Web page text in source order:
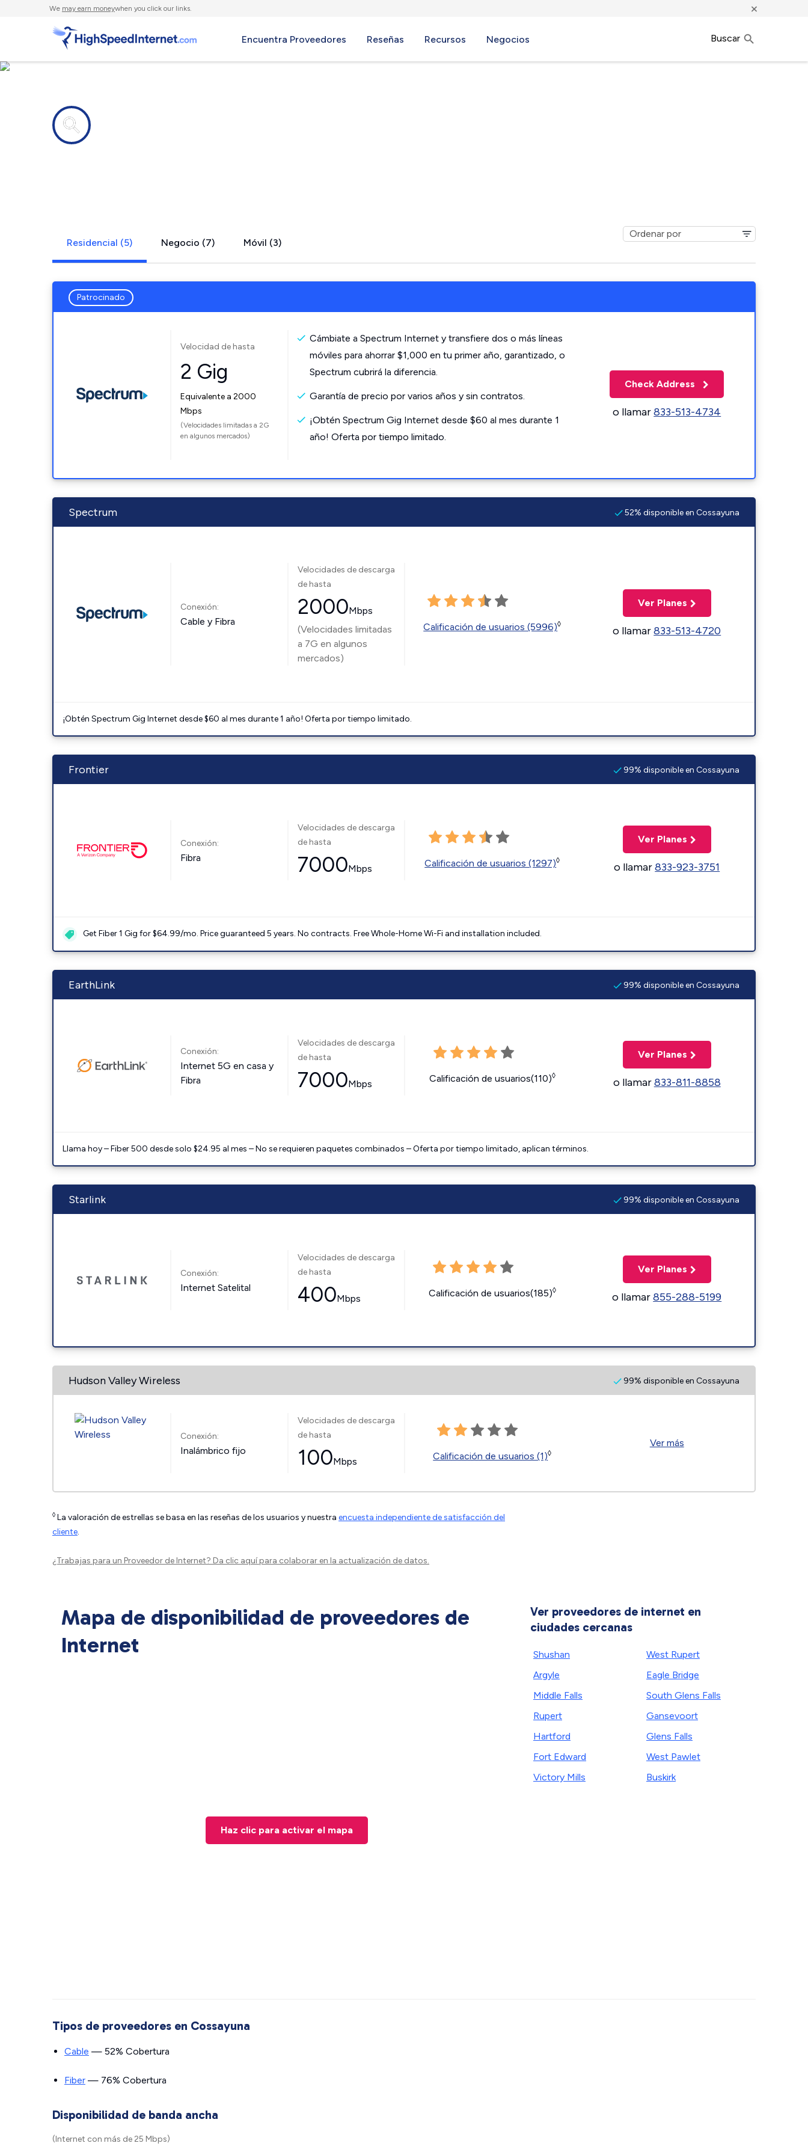
We may earn moneywhen you click our links. ×
Encuentra Proveedores Reseñas Recursos Negocios Buscar
Residencial (5) Negocio (7) Móvil (3)
Patrocinado
Velocidad de hasta
2 Gig
Equivalente a 2000
Mbps
(Velocidades limitadas a 2G
en algunos mercados)
Cámbiate a Spectrum Internet y transfiere dos o más líneas
móviles para ahorrar $1,000 en tu primer año, garantizado, o
Spectrum cubrirá la diferencia.
Garantía de precio por varios años y sin contratos.
¡Obtén Spectrum Gig Internet desde $60 al mes durante 1
año! Oferta por tiempo limitado.
Check Address
o llamar833-513-4734
Spectrum 52% disponible en Cossayuna
Conexión:
Cable y Fibra
Velocidades de descarga
de hasta
2000Mbps
(Velocidades limitadas
a 7G en algunos
mercados)
Calificación de usuarios (5996)◊
Ver Planes
o llamar833-513-4720
¡Obtén Spectrum Gig Internet desde $60 al mes durante 1 año! Oferta por tiempo limitado.
Frontier 99% disponible en Cossayuna
Conexión:
Fibra
Velocidades de descarga
de hasta
7000Mbps Calificación de usuarios (1297)◊
Ver Planes
o llamar833-923-3751
Get Fiber 1 Gig for $64.99/mo. Price guaranteed 5 years. No contracts. Free Whole-Home Wi-Fi and installation included.
EarthLink 99% disponible en Cossayuna
Conexión:
Internet 5G en casa y
Fibra
Velocidades de descarga
de hasta
7000Mbps Calificación de usuarios(110)◊
Ver Planes
o llamar833-811-8858
Llama hoy – Fiber 500 desde solo $24.95 al mes – No se requieren paquetes combinados – Oferta por tiempo limitado, aplican términos.
Starlink 99% disponible en Cossayuna
Conexión:
Internet Satelital
Velocidades de descarga
de hasta
400Mbps Calificación de usuarios(185)◊
Ver Planes
o llamar855-288-5199
Hudson Valley Wireless 99% disponible en Cossayuna
Conexión:
Inalámbrico fijo
Velocidades de descarga
de hasta
100Mbps Calificación de usuarios (1)◊
Ver más
◊ La valoración de estrellas se basa en las reseñas de los usuarios y nuestra encuesta independiente de satisfacción del
cliente.
¿Trabajas para un Proveedor de Internet? Da clic aquípara colaborar en la actualización de datos.
Mapa de disponibilidad de proveedores de
Internet
Haz clic para activar el mapa
Ver proveedores de internet en
ciudades cercanas
Shushan
Argyle
Middle Falls
Rupert
Hartford
Fort Edward
Victory Mills
West Rupert
Eagle Bridge
South Glens Falls
Gansevoort
Glens Falls
West Pawlet
Buskirk
Tipos de proveedores en Cossayuna
Cable — 52% Cobertura
Fiber — 76% Cobertura
Disponibilidad de banda ancha
(Internet con más de 25 Mbps)